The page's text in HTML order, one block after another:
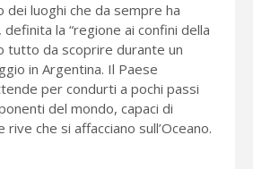
dei luoghi che da sempre ha
definita la “regione ai confini della
tutto da scoprire durante un
in Argentina. Il Paese
per condurti a pochi passi
del mondo, capaci di
che si affacciano sull’Oceano.